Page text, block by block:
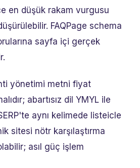
en düşük rakam vurgusu
FAQPage schema
sayfa içi gerçek
yönetimi metni fiyat
abartısız dil YMYL ile
aynı kelimede listeicle
sitesi nötr karşılaştırma
asıl güç işlem